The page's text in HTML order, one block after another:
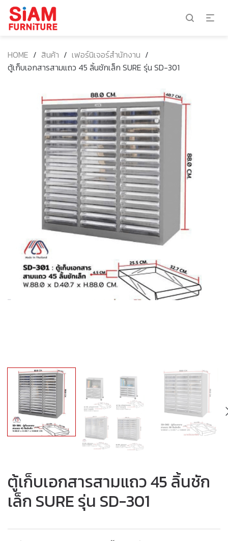
HOME / สินค้า / เฟอร์นิเจอร์สำนักงาน /
ตู้เก็บเอกสารสามแถว 45 ลิ้นชักเล็ก SURE รุ่น SD-301
ตู้เก็บเอกสารสามแถว 45 ลิ้นชัก
เล็ก SURE รุ่น SD-301